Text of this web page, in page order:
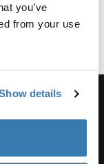
you’ve
from your use
details